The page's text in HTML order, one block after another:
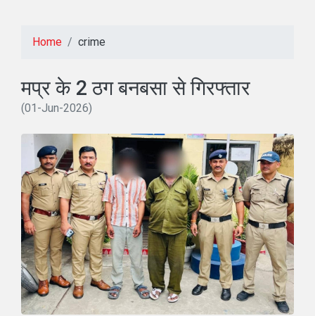
Home crime
मप्र के 2 ठग बनबसा से गिरफ्तार
(01-Jun-2026)